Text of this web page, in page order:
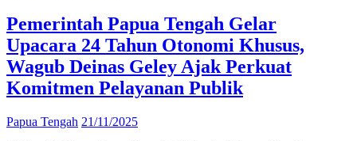
Pemerintah Papua Tengah Gelar
Upacara 24 Tahun Otonomi Khusus,
Wagub Deinas Geley Ajak Perkuat
Komitmen Pelayanan Publik
Papua Tengah 21/11/2025